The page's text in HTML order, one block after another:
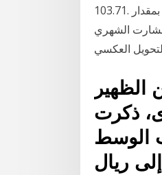
103.71. انخفض سعر تحويل عملة اليورو مقابل عملة الريال سعودي اليوم الأربعاء 20 يناير 2021 بمقدار
الشارت الشهري
العكسي
عن الظهير
ذكرت
الوسط
ريال